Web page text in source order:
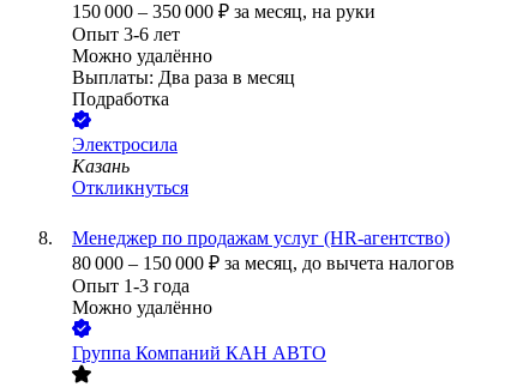
150 000 – 350 000 ₽ за месяц, на руки
Опыт 3-6 лет
Можно удалённо
Выплаты: Два раза в месяц
Подработка
Электросила
Казань
Откликнуться
Менеджер по продажам услуг (HR-агентство)
80 000 – 150 000 ₽ за месяц, до вычета налогов
Опыт 1-3 года
Можно удалённо
Группа Компаний КАН АВТО